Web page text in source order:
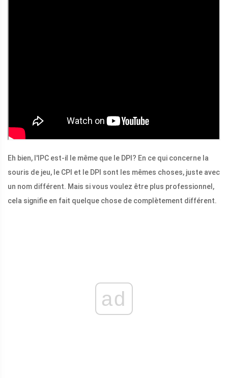
Eh bien, l'IPC est-il le même que le DPI? En ce qui concerne la
souris de jeu, le CPI et le DPI sont les mêmes choses, juste avec
un nom différent. Mais si vous voulez être plus professionnel,
cela signifie en fait quelque chose de complètement différent.
ad